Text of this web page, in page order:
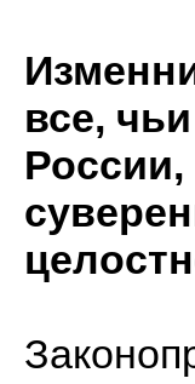
все,
России,